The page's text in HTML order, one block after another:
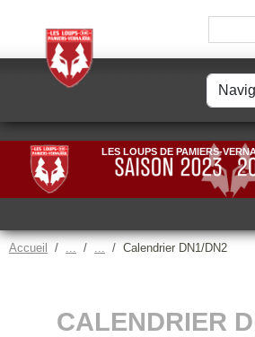
LES LOUPS DE PAMIERS-
Accueil Calendrier DN1/DN2
CALENDRIER